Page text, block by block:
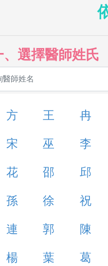
、選擇醫師姓氏
方 王 冉
宋 巫 李
花 邵 邱
孫 徐 祝
連 郭 陳
楊 葉 葛